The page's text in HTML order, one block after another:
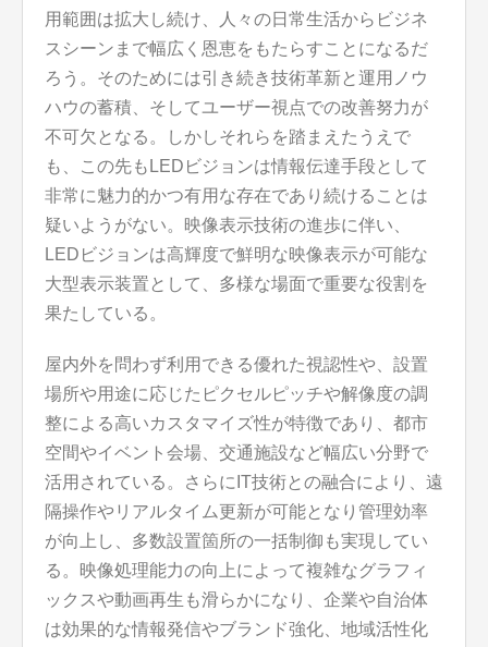
用範囲は拡大し続け、人々の日常生活からビジネ
スシーンまで幅広く恩恵をもたらすことになるだ
ろう。そのためには引き続き技術革新と運用ノウ
ハウの蓄積、そしてユーザー視点での改善努力が
不可欠となる。しかしそれらを踏まえたうえで
も、この先もLEDビジョンは情報伝達手段として
非常に魅力的かつ有用な存在であり続けることは
疑いようがない。映像表示技術の進歩に伴い、
LEDビジョンは高輝度で鮮明な映像表示が可能な
大型表示装置として、多様な場面で重要な役割を
果たしている。
屋内外を問わず利用できる優れた視認性や、設置
場所や用途に応じたピクセルピッチや解像度の調
整による高いカスタマイズ性が特徴であり、都市
空間やイベント会場、交通施設など幅広い分野で
活用されている。さらにIT技術との融合により、遠
隔操作やリアルタイム更新が可能となり管理効率
が向上し、多数設置箇所の一括制御も実現してい
る。映像処理能力の向上によって複雑なグラフィ
ックスや動画再生も滑らかになり、企業や自治体
は効果的な情報発信やブランド強化、地域活性化